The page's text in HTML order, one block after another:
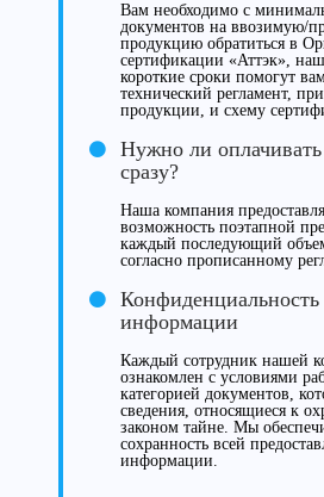
Вам необходимо с
документов на ввозимую/
продукцию обратиться в
сертификации «Аттэк»,
короткие сроки помогут
технический регламент,
продукции, и схему
Нужно ли
сразу?
Наша компания
возможность поэтапной
каждый последующий
согласно прописанному
Конфиденциальность
информации
Каждый сотрудник нашей
ознакомлен с условиями
категорией документов,
сведения, относящиеся к
законом тайне. Мы
сохранность всей
информации.